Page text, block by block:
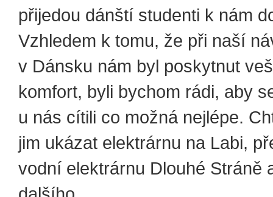
přijedou dánští studenti k nám
Vzhledem k tomu, že při naší
v Dánsku nám byl poskytnut
komfort, byli bychom rádi, aby
u nás cítili co možná nejlépe.
jim ukázat elektrárnu na Labi,
vodní elektrárnu Dlouhé Stráně